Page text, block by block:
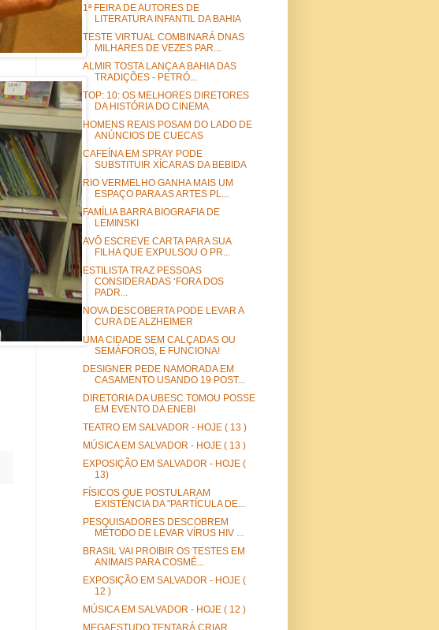
1ª FEIRA DE AUTORES DE
LITERATURA INFANTIL DA BAHIA
TESTE VIRTUAL COMBINARÁ DNAS
MILHARES DE VEZES PAR...
ALMIR TOSTA LANÇA A BAHIA DAS
TRADIÇÕES - PETRÓ...
TOP: 10: OS MELHORES DIRETORES
DA HISTÓRIA DO CINEMA
HOMENS REAIS POSAM DO LADO DE
ANÚNCIOS DE CUECAS
CAFEÍNA EM SPRAY PODE
SUBSTITUIR XÍCARAS DA BEBIDA
RIO VERMELHO GANHA MAIS UM
ESPAÇO PARA AS ARTES PL...
FAMÍLIA BARRA BIOGRAFIA DE
LEMINSKI
AVÔ ESCREVE CARTA PARA SUA
FILHA QUE EXPULSOU O PR...
ESTILISTA TRAZ PESSOAS
CONSIDERADAS ‘FORA DOS
PADR...
NOVA DESCOBERTA PODE LEVAR A
CURA DE ALZHEIMER
UMA CIDADE SEM CALÇADAS OU
SEMÁFOROS, E FUNCIONA!
DESIGNER PEDE NAMORADA EM
CASAMENTO USANDO 19 POST...
DIRETORIA DA UBESC TOMOU POSSE
EM EVENTO DA ENEBI
TEATRO EM SALVADOR - HOJE ( 13 )
MÚSICA EM SALVADOR - HOJE ( 13 )
EXPOSIÇÃO EM SALVADOR - HOJE (
13)
FÍSICOS QUE POSTULARAM
EXISTÊNCIA DA "PARTÍCULA DE...
PESQUISADORES DESCOBREM
MÉTODO DE LEVAR VÍRUS HIV ...
BRASIL VAI PROIBIR OS TESTES EM
ANIMAIS PARA COSMÉ...
EXPOSIÇÃO EM SALVADOR - HOJE (
12 )
MÚSICA EM SALVADOR - HOJE ( 12 )